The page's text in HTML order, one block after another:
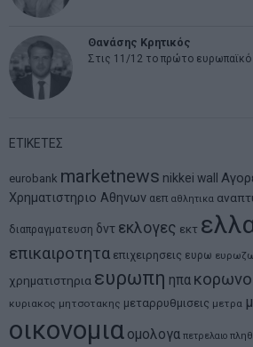
Θανάσης Κρητικός
Στις 11/12 το πρώτο ευρωπαϊκό
ΕΤΙΚΕΤΕΣ
eurobank marketnews nikkei wall
Χρηματιστηριο Αθηνων αεπ αθλητικα
διαπραγματευση δντ εκλογες εκτ
επικαιροτητα επιχειρησεις ευρω
χρηματιστηρια ευρωπη ηπα
κυριακος μητσοτακης μεταρρυθμισεις μετρα
οικονομια ομολογα πετρελαιο